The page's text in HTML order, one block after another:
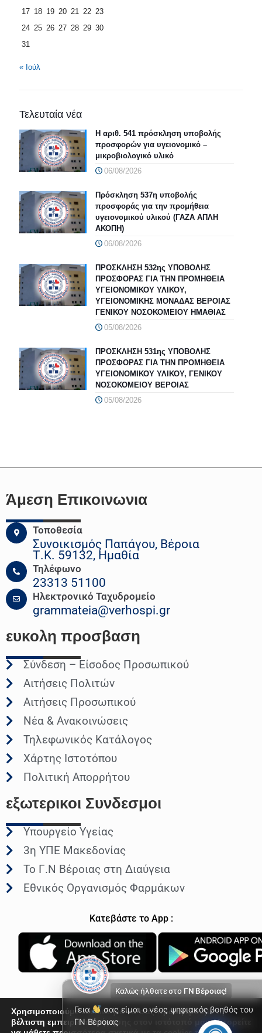
17 18 19 20 21 22 23
24 25 26 27 28 29 30
31
« Ιούλ
Τελευταία νέα
Η αριθ. 541 πρόσκληση υποβολής
προσφορών για υγειονομικό –
μικροβιολογικό υλικό
06/08/2026
Πρόσκληση 537η υποβολής
προσφοράς για την προμήθεια
υγειονομικού υλικού (ΓΑΖΑ ΑΠΛΗ
ΑΚΟΠΗ)
06/08/2026
ΠΡΟΣΚΛΗΣΗ 532ης ΥΠΟΒΟΛΗΣ
ΠΡΟΣΦΟΡΑΣ ΓΙΑ ΤΗΝ ΠΡΟΜΗΘΕΙΑ
ΥΓΕΙΟΝΟΜΙΚΟΥ ΥΛΙΚΟΥ,
ΥΓΕΙΟΝΟΜΙΚΗΣ ΜΟΝΑΔΑΣ ΒΕΡΟΙΑΣ
ΓΕΝΙΚΟΥ ΝΟΣΟΚΟΜΕΙΟΥ ΗΜΑΘΙΑΣ
05/08/2026
ΠΡΟΣΚΛΗΣΗ 531ης ΥΠΟΒΟΛΗΣ
ΠΡΟΣΦΟΡΑΣ ΓΙΑ ΤΗΝ ΠΡΟΜΗΘΕΙΑ
ΥΓΕΙΟΝΟΜΙΚΟΥ ΥΛΙΚΟΥ, ΓΕΝΙΚΟΥ
ΝΟΣΟΚΟΜΕΙΟΥ ΒΕΡΟΙΑΣ
05/08/2026
Άμεση Επικοινωνια
Τοποθεσία
Συνοικισμός Παπάγου, Βέροια
Τ.Κ. 59132, Ημαθία
Τηλέφωνο
23313 51100
Ηλεκτρονικό Ταχυδρομείο
grammateia@verhospi.gr
ευκολη προσβαση
Σύνδεση – Είσοδος Προσωπικού
Αιτήσεις Πολιτών
Αιτήσεις Προσωπικού
Νέα & Ανακοινώσεις
Τηλεφωνικός Κατάλογος
Χάρτης Ιστοτόπου
Πολιτική Απορρήτου
εξωτερικοι Συνδεσμοι
Υπουργείο Υγείας
3η ΥΠΕ Μακεδονίας
Το Γ.Ν Βέροιας στη Διαύγεια
Εθνικός Οργανισμός Φαρμάκων
Κατεβάστε το App :
Καλώς ήλθατε στο ΓΝ Βέροιας!
Γεια
σας είμαι ο νέος ψηφιακός βοηθός του
ΓΝ Βέροιας
Χρησιμοποιούμε cookies για να σας προσφέρουμε τη
βέλτιστη εμπειρία πλοήγησης στον ιστότοπό μας. Μπορείτε